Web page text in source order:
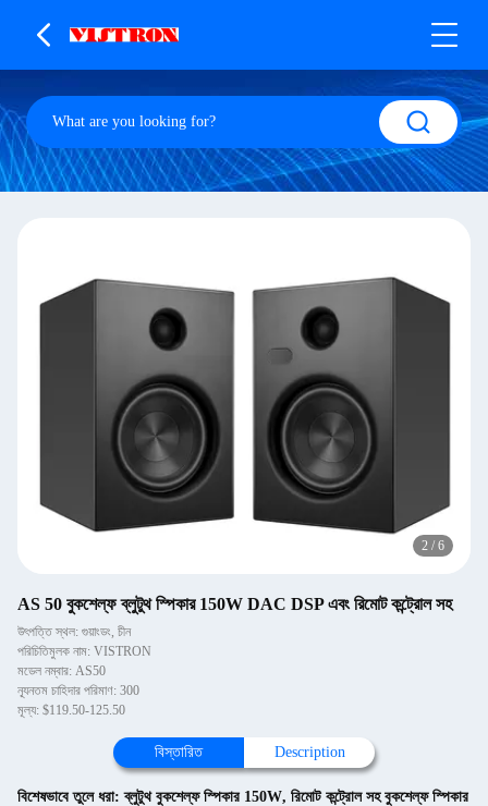
2 / 6
AS 50 বুকশেল্ফ ব্লুটুথ স্পিকার 150W DAC DSP এবং রিমোট কন্ট্রোল সহ
উৎপত্তি স্থল: গুয়াংডং, চীন
পরিচিতিমুলক নাম: VISTRON
মডেল নম্বার: AS50
ন্যূনতম চাহিদার পরিমাণ: 300
মূল্য: $119.50-125.50
বিস্তারিত Description
বিশেষভাবে তুলে ধরা:ব্লুটুথ বুকশেল্ফ স্পিকার 150W, রিমোট কন্ট্রোল সহ বুকশেল্ফ স্পিকার